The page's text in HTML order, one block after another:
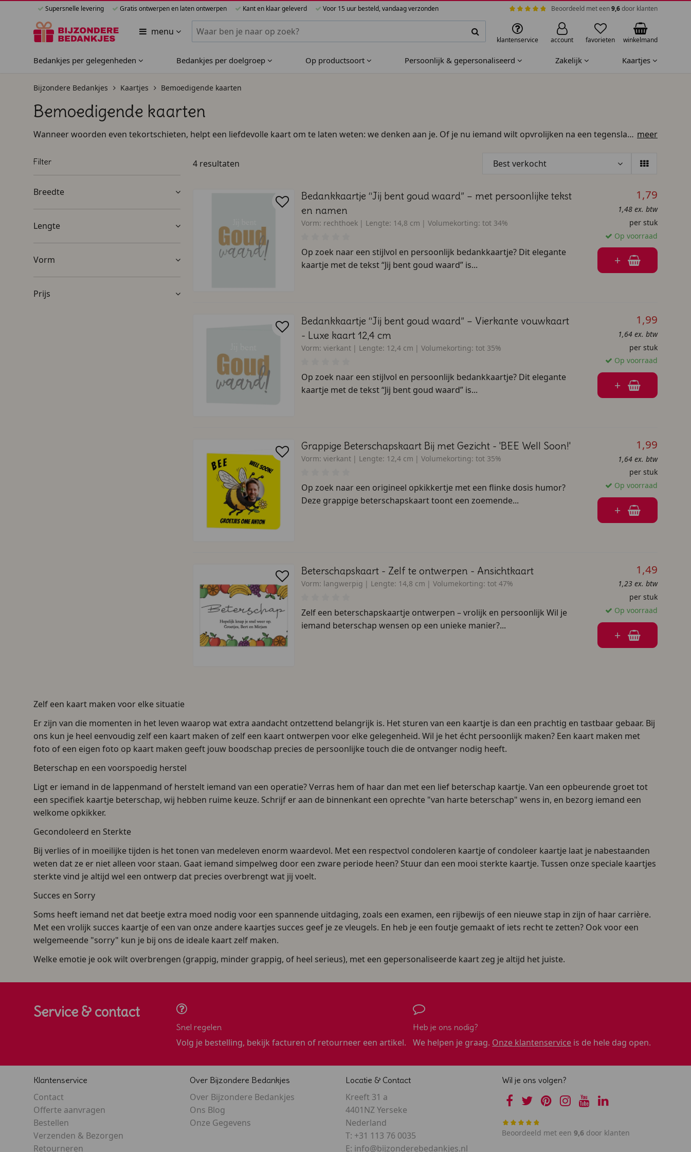
Supersnelle levering Gratis ontwerpen en laten ontwerpen Kant en klaar geleverd Voor 15 uur besteld, vandaag verzonden Beoordeeld met een9,6door klanten
menu Zoeken binnen Bijzondere Bedankjes
klantenservice account favorieten winkelmand
Bedankjes per gelegenheden Bedankjes per doelgroep Op productsoort Persoonlijk & gepersonaliseerd Zakelijk Kaartjes
Bijzondere Bedankjes Kaartjes Bemoedigende kaarten
Bemoedigende kaarten
Wanneer woorden even tekortschieten, helpt een liefdevolle kaart om te laten weten: we denken aan je. Of je nu iemand wilt opvrolijken na een tegenslag,
personaliseren met tekst en foto. Kies je voor een grappig ontwerp om een lach tevoorschijn te toveren, een wat minder grappig design, of juist een pure,
meer
4 resultaten Best verkocht
Bedankkaartje “Jij bent goud waard” – met persoonlijke tekst
en namen
Vorm: rechthoek Lengte: 14,8 cm Volumekorting: tot 34%
Op zoek naar een stijlvol en persoonlijk bedankkaartje? Dit elegante
kaartje met de tekst “Jij bent goud waard” is...
1,79
1,48 ex. btw
per stuk
Op voorraad
+
Bedankkaartje “Jij bent goud waard” – Vierkante vouwkaart
- Luxe kaart 12,4 cm
Vorm: vierkant Lengte: 12,4 cm Volumekorting: tot 35%
Op zoek naar een stijlvol en persoonlijk bedankkaartje? Dit elegante
kaartje met de tekst “Jij bent goud waard” is...
1,99
1,64 ex. btw
per stuk
Op voorraad
+
Grappige Beterschapskaart Bij met Gezicht - 'BEE Well Soon!'
Vorm: vierkant Lengte: 12,4 cm Volumekorting: tot 35%
Op zoek naar een origineel opkikkertje met een flinke dosis humor?
Deze grappige beterschapskaart toont een zoemende...
1,99
1,64 ex. btw
per stuk
Op voorraad
+
Beterschapskaart - Zelf te ontwerpen - Ansichtkaart
Vorm: langwerpig Lengte: 14,8 cm Volumekorting: tot 47%
Zelf een beterschapskaartje ontwerpen – vrolijk en persoonlijk Wil je
iemand beterschap wensen op een unieke manier?...
1,49
1,23 ex. btw
per stuk
Op voorraad
+
Filter
Breedte
Lengte
Vorm
Prijs
Zelf een kaart maken voor elke situatie
Er zijn van die momenten in het leven waarop wat extra aandacht ontzettend belangrijk is. Het sturen van een kaartje is dan een prachtig en tastbaar gebaar. Bij
ons kun je heel eenvoudig zelf een kaart maken of zelf een kaart ontwerpen voor elke gelegenheid. Wil je het écht persoonlijk maken? Een kaart maken met
foto of een eigen foto op kaart maken geeft jouw boodschap precies de persoonlijke touch die de ontvanger nodig heeft.
Beterschap en een voorspoedig herstel
Ligt er iemand in de lappenmand of herstelt iemand van een operatie? Verras hem of haar dan met een lief beterschap kaartje. Van een opbeurende groet tot
een specifiek kaartje beterschap, wij hebben ruime keuze. Schrijf er aan de binnenkant een oprechte "van harte beterschap" wens in, en bezorg iemand een
welkome opkikker.
Gecondoleerd en Sterkte
Bij verlies of in moeilijke tijden is het tonen van medeleven enorm waardevol. Met een respectvol condoleren kaartje of condoleer kaartje laat je nabestaanden
weten dat ze er niet alleen voor staan. Gaat iemand simpelweg door een zware periode heen? Stuur dan een mooi sterkte kaartje. Tussen onze speciale kaartjes
sterkte vind je altijd wel een ontwerp dat precies overbrengt wat jij voelt.
Succes en Sorry
Soms heeft iemand net dat beetje extra moed nodig voor een spannende uitdaging, zoals een examen, een rijbewijs of een nieuwe stap in zijn of haar carrière.
Met een vrolijk succes kaartje of een van onze andere kaartjes succes geef je ze vleugels. En heb je een foutje gemaakt of iets recht te zetten? Ook voor een
welgemeende "sorry" kun je bij ons de ideale kaart zelf maken.
Welke emotie je ook wilt overbrengen (grappig, minder grappig, of heel serieus), met een gepersonaliseerde kaart zeg je altijd het juiste.
Service & contact
Snel regelen
Volg je bestelling, bekijk facturen of retourneer een artikel.
Heb je ons nodig?
We helpen je graag. Onze klantenservice is de hele dag open.
Klantenservice
Contact
Offerte aanvragen
Bestellen
Verzenden & Bezorgen
Retourneren
Over Bijzondere Bedankjes
Over Bijzondere Bedankjes
Ons Blog
Onze Gegevens
Locatie & Contact
Kreeft 31 a
4401NZ Yerseke
Nederland
T: +31 113 76 0035
E: info@bijzonderebedankjes.nl
Wil je ons volgen?
Beoordeeld met een 9,6door klanten